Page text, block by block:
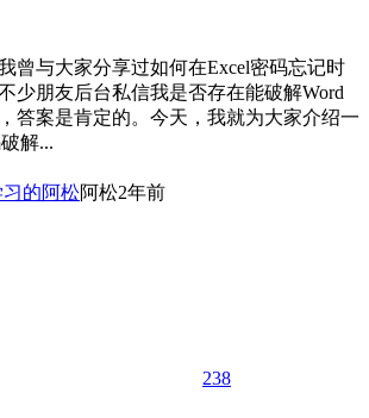
曾与大家分享过如何在Excel密码忘记时
少朋友后台私信我是否存在能破解Word
答案是肯定的。今天，我就为大家介绍一
解...
阿松2年前
238